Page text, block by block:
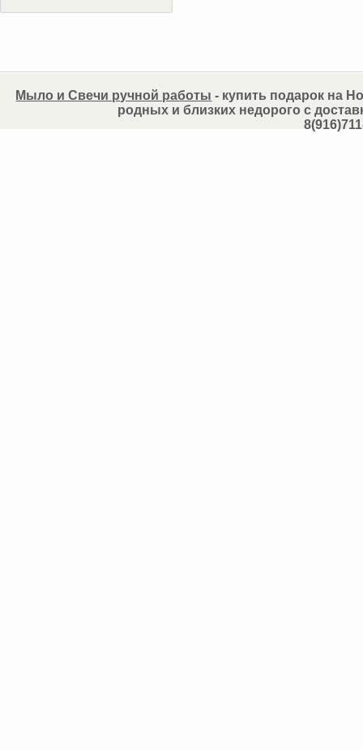
Мыло и Свечи ручной работы - купить подарок на
родных и близких недорого с